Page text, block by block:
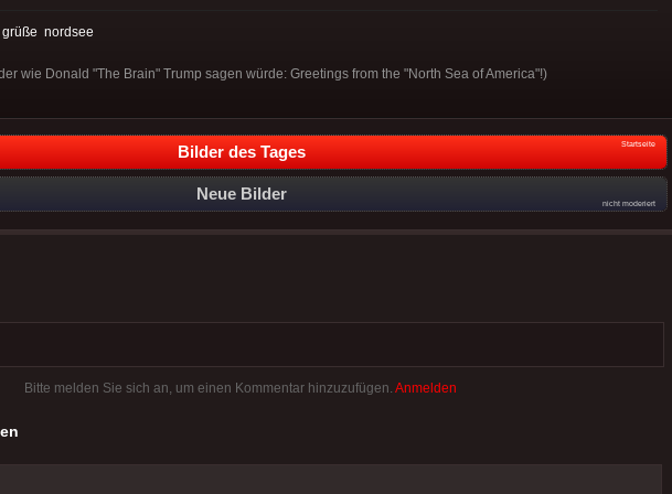
grüße nordsee
wie Donald "The Brain" Trump sagen würde: Greetings from the "North Sea of America"!)
Bilder des Tages Startseite
Neue Bilder
nicht moderiert
Bitte melden Sie sich an, um einen Kommentar hinzuzufügen. Anmelden